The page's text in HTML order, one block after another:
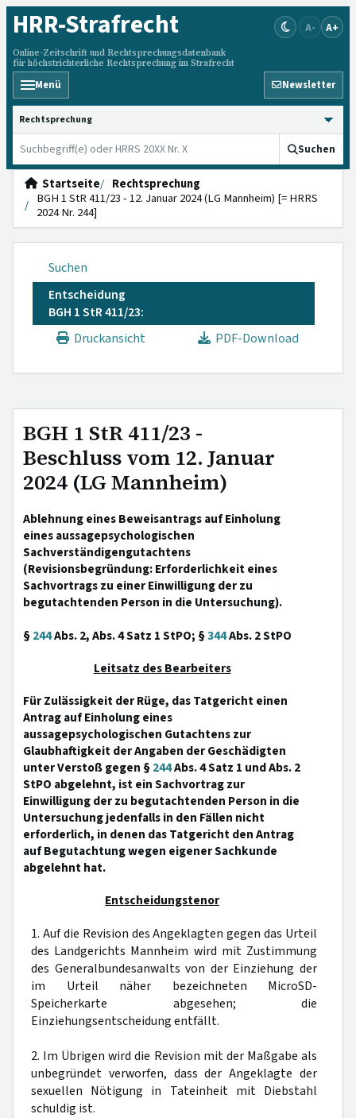
HRR-Strafrecht
Online-Zeitschrift und Rechtsprechungsdatenbank
für höchstrichterliche Rechtsprechung im Strafrecht
A- A+
Menü Newsletter
HRRS durchsuchen
Suchen
Startseite
Rechtsprechung
BGH 1 StR 411/23 - 12. Januar 2024 (LG Mannheim) [= HRRS
2024 Nr. 244]
Suchen
Entscheidung
BGH 1 StR 411/23:
Druckansicht
PDF-Download
BGH 1 StR 411/23 -
Beschluss vom 12. Januar
2024 (LG Mannheim)
Ablehnung eines Beweisantrags auf Einholung
eines aussagepsychologischen
Sachverständigengutachtens
(Revisionsbegründung: Erforderlichkeit eines
Sachvortrags zu einer Einwilligung der zu
begutachtenden Person in die Untersuchung).
§244Abs. 2, Abs. 4 Satz 1 StPO; §344Abs. 2 StPO
Leitsatz des Bearbeiters
Für Zulässigkeit der Rüge, das Tatgericht einen
Antrag auf Einholung eines
aussagepsychologischen Gutachtens zur
Glaubhaftigkeit der Angaben der Geschädigten
unter Verstoß gegen §244Abs. 4 Satz 1 und Abs. 2
StPO abgelehnt, ist ein Sachvortrag zur
Einwilligung der zu begutachtenden Person in die
Untersuchung jedenfalls in den Fällen nicht
erforderlich, in denen das Tatgericht den Antrag
auf Begutachtung wegen eigener Sachkunde
abgelehnt hat.
Entscheidungstenor
1. Auf die Revision des Angeklagten gegen das Urteil
des Landgerichts Mannheim wird mit Zustimmung
des Generalbundesanwalts von der Einziehung der
im Urteil näher bezeichneten MicroSD-
Speicherkarte abgesehen; die
Einziehungsentscheidung entfällt.
2. Im Übrigen wird die Revision mit der Maßgabe als
unbegründet verworfen, dass der Angeklagte der
sexuellen Nötigung in Tateinheit mit Diebstahl
schuldig ist.